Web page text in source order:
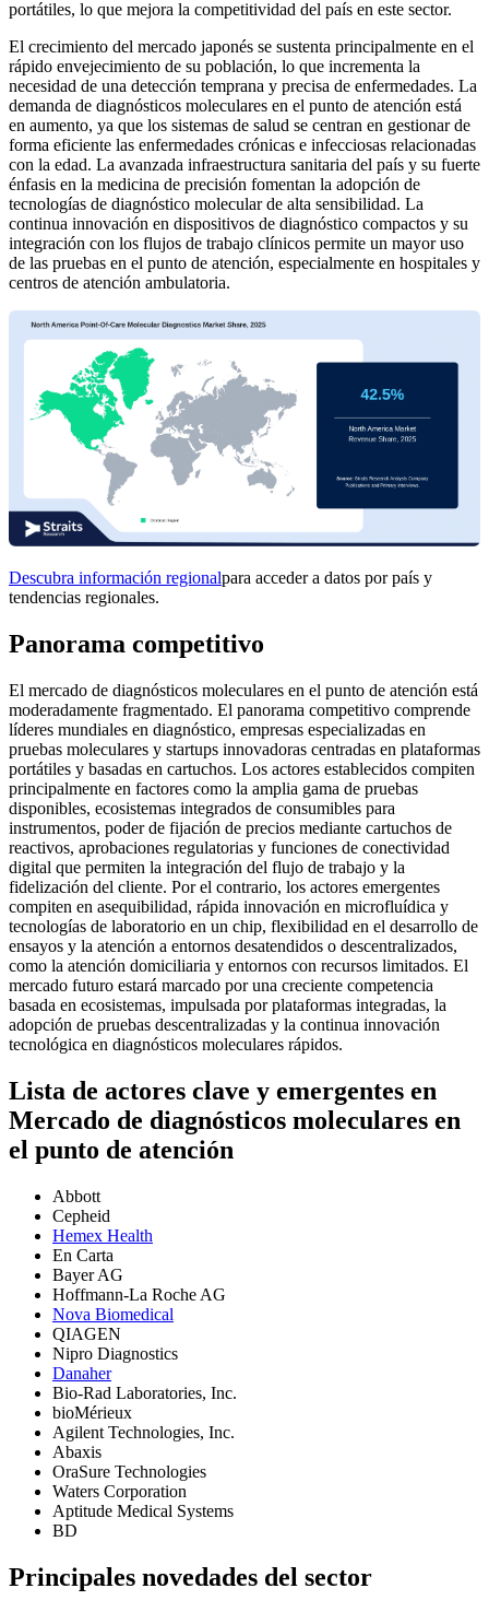
portátiles, lo que mejora la competitividad del país en este sector.
El crecimiento del mercado japonés se sustenta principalmente en el
rápido envejecimiento de su población, lo que incrementa la
necesidad de una detección temprana y precisa de enfermedades. La
demanda de diagnósticos moleculares en el punto de atención está
en aumento, ya que los sistemas de salud se centran en gestionar de
forma eficiente las enfermedades crónicas e infecciosas relacionadas
con la edad. La avanzada infraestructura sanitaria del país y su fuerte
énfasis en la medicina de precisión fomentan la adopción de
tecnologías de diagnóstico molecular de alta sensibilidad. La
continua innovación en dispositivos de diagnóstico compactos y su
integración con los flujos de trabajo clínicos permite un mayor uso
de las pruebas en el punto de atención, especialmente en hospitales y
centros de atención ambulatoria.
Descubra información regionalpara acceder a datos por país y
tendencias regionales.
Panorama competitivo
El mercado de diagnósticos moleculares en el punto de atención está
moderadamente fragmentado. El panorama competitivo comprende
líderes mundiales en diagnóstico, empresas especializadas en
pruebas moleculares y startups innovadoras centradas en plataformas
portátiles y basadas en cartuchos. Los actores establecidos compiten
principalmente en factores como la amplia gama de pruebas
disponibles, ecosistemas integrados de consumibles para
instrumentos, poder de fijación de precios mediante cartuchos de
reactivos, aprobaciones regulatorias y funciones de conectividad
digital que permiten la integración del flujo de trabajo y la
fidelización del cliente. Por el contrario, los actores emergentes
compiten en asequibilidad, rápida innovación en microfluídica y
tecnologías de laboratorio en un chip, flexibilidad en el desarrollo de
ensayos y la atención a entornos desatendidos o descentralizados,
como la atención domiciliaria y entornos con recursos limitados. El
mercado futuro estará marcado por una creciente competencia
basada en ecosistemas, impulsada por plataformas integradas, la
adopción de pruebas descentralizadas y la continua innovación
tecnológica en diagnósticos moleculares rápidos.
Lista de actores clave y emergentes en
Mercado de diagnósticos moleculares en
el punto de atención
Abbott
Cepheid
Hemex Health
En Carta
Bayer AG
Hoffmann-La Roche AG
Nova Biomedical
QIAGEN
Nipro Diagnostics
Danaher
Bio-Rad Laboratories, Inc.
bioMérieux
Agilent Technologies, Inc.
Abaxis
OraSure Technologies
Waters Corporation
Aptitude Medical Systems
BD
Principales novedades del sector